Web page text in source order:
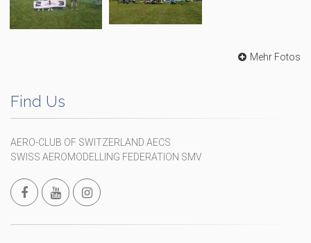
Mehr Fotos
Find Us
AERO-CLUB OF SWITZERLAND AECS
SWISS AEROMODELLING FEDERATION SMV